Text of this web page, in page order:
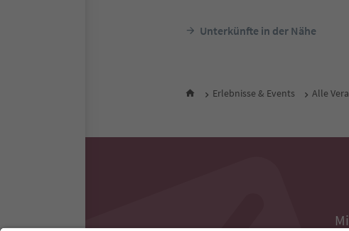
Unterkünfte in der Nähe
Erlebnisse & Events Alle